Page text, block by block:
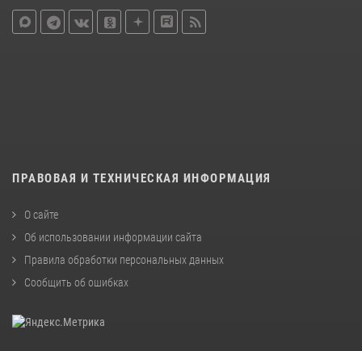
ПРАВОВАЯ И ТЕХНИЧЕСКАЯ ИНФОРМАЦИЯ
О сайте
Об использовании информации сайта
Правила обработки персональных данных
Сообщить об ошибках